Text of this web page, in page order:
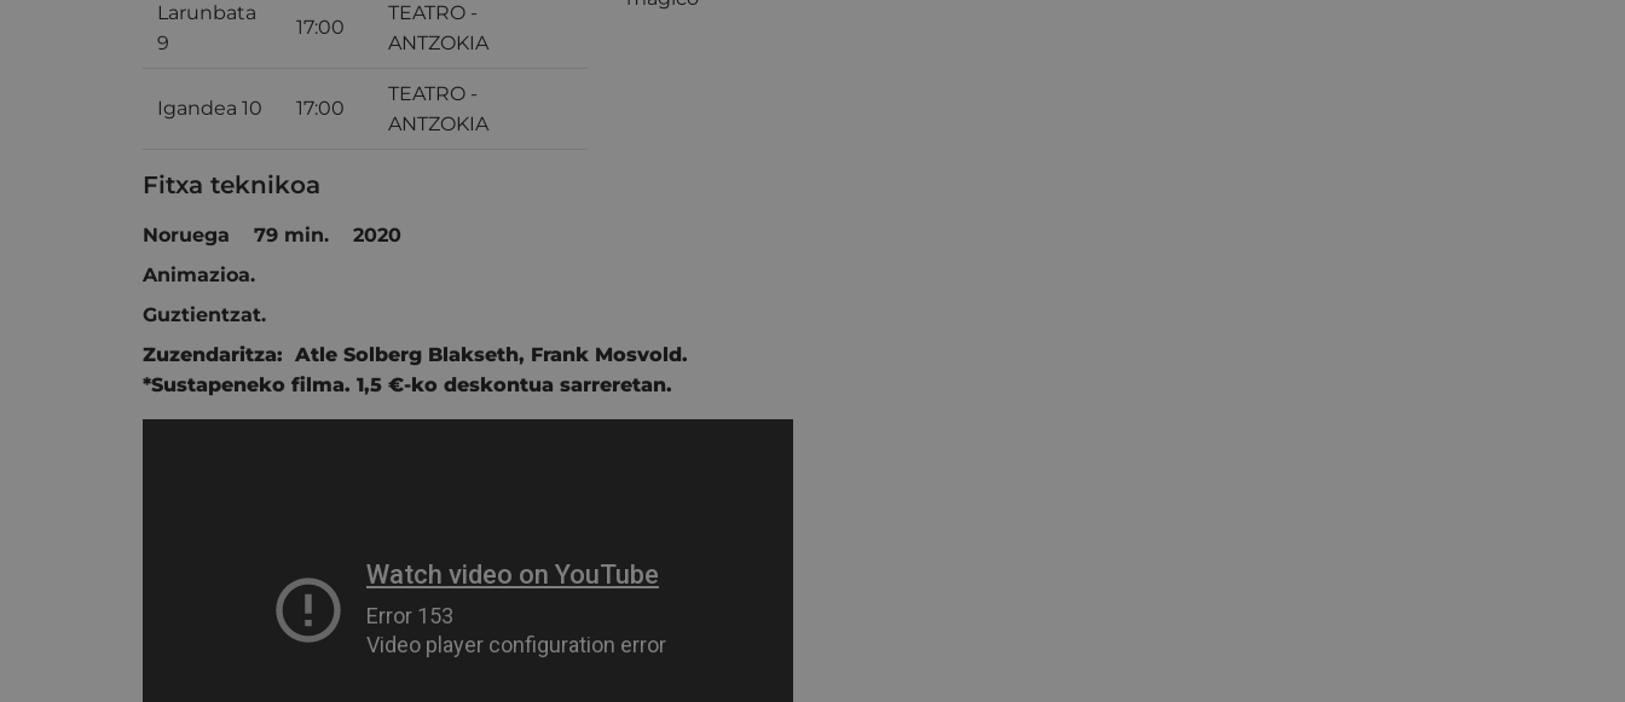
Larunbata
9
17:00
TEATRO -
ANTZOKIA
Igandea 10 17:00
TEATRO -
ANTZOKIA
Fitxa teknikoa
Noruega 79 min. 2020
Animazioa.
Guztientzat.
Zuzendaritza: Atle Solberg Blakseth, Frank Mosvold.
*Sustapeneko filma. 1,5 €-ko deskontua sarreretan.